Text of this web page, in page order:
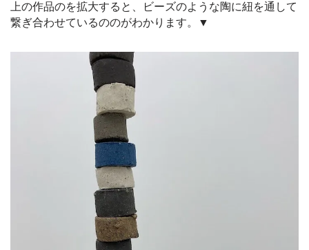
上の作品のを拡大すると、ビーズのような陶に紐を通して
繋ぎ合わせているののがわかります。▼